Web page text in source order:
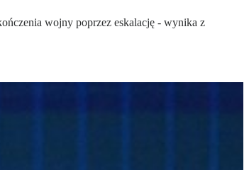
wojny poprzez eskalację - wynika z